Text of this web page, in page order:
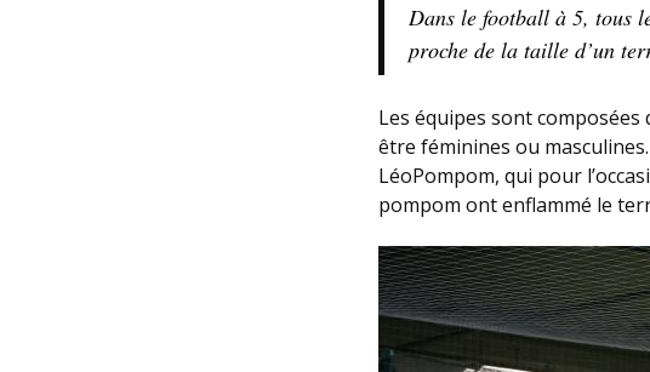
Dans le football à 5, tous
proche de la taille d’un
Les équipes sont
être féminines ou
LéoPompom, qui pour
pompom ont enflammé le